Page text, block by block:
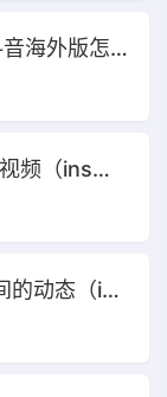
海外版抖音教程（抖音海外版怎么玩儿能赚钱）
instagram自动播放视频（ins视频怎么暂停播放）
ins怎么查看具体时间的动态（ins怎么查看具体时间的动态视频）